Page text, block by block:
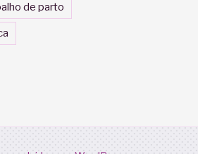
de parto